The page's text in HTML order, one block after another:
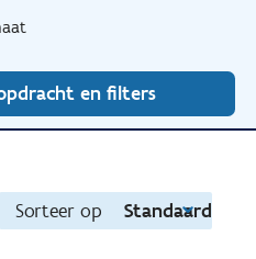
en filters
Sorteer op Standaard